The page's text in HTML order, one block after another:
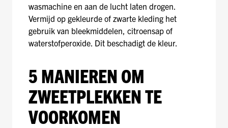
wasmachine en aan de lucht laten drogen.
Vermijd op gekleurde of zwarte kleding het
gebruik van bleekmiddelen, citroensap of
waterstofperoxide. Dit beschadigt de kleur.
5 MANIEREN OM
ZWEETPLEKKEN TE
VOORKOMEN